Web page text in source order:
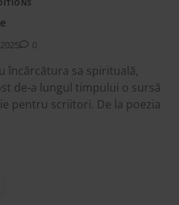
0
încărcătura sa spirituală,
de-a lungul timpului o sursă
pentru scriitori. De la poezia